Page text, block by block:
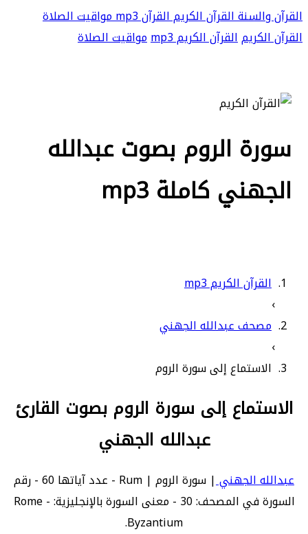
القرآن والسنةالقرآن الكريمالقرآن mp3
مواقيت الصلاة
القرآن الكريمالقرآن الكريم mp3 مواقيت الصلاة
سورة الروم بصوت عبدالله
الجهني كاملة mp3
القرآن الكريم mp3
›
مصحف عبدالله الجهني
›
الاستماع إلى سورة الروم
الاستماع إلى سورة الروم بصوت القارئ
عبدالله الجهني
عبدالله الجهني
| سورة الروم | Rum - عدد آياتها 60 - رقم
السورة في المصحف: 30 - معنى السورة بالإنجليزية: Rome -
Byzantium.